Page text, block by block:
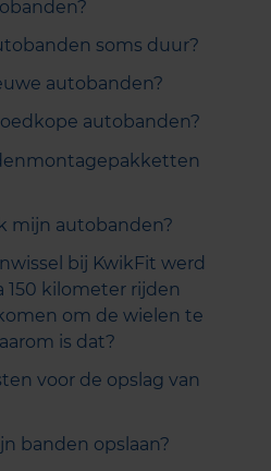
soms duur?
autobanden?
autobanden?
mijn autobanden?
bij KwikFit werd
150 kilometer rijden
om de wielen te
is dat?
voor de opslag van
banden opslaan?